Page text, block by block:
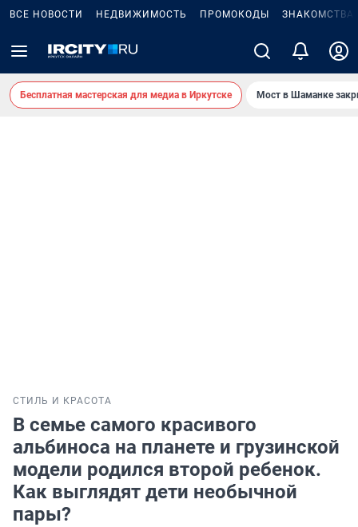
ВСЕ НОВОСТИ НЕДВИЖИМОСТЬ ПРОМОКОДЫ ЗНАКОМСТВА
Бесплатная мастерская для медиа в Иркутске Мост в Шаманке
СТИЛЬ И КРАСОТА
В семье самого красивого
альбиноса на планете и грузинской
модели родился второй ребенок.
Как выглядят дети необычной
пары?